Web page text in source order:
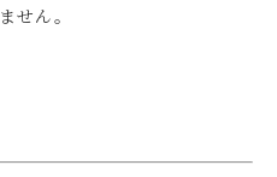
せん。